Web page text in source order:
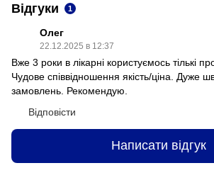
Відгуки 1
Олег
22.12.2025 в 12:37
Вже 3 роки в лікарні користуємось тількі
Чудове співвідношення якість/ціна. Дуже
замовлень. Рекомендую.
Відповісти
Написати відгук